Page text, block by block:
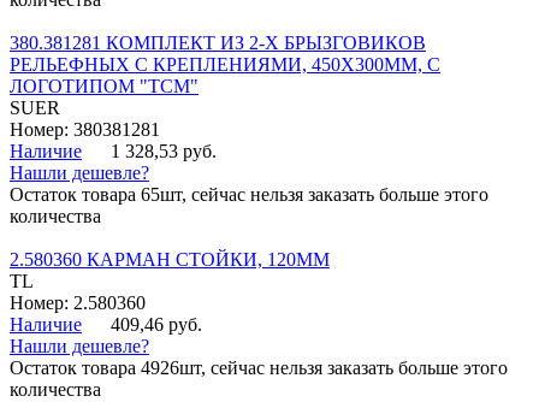
380.381281 КОМПЛЕКТ ИЗ 2-Х БРЫЗГОВИКОВ
РЕЛЬЕФНЫХ С КРЕПЛЕНИЯМИ, 450Х300ММ, С
ЛОГОТИПОМ "ТСМ"
SUER
Номер: 380381281
Наличие
1 328,53 руб.
Нашли дешевле?
Остаток товара 65шт, сейчас нельзя заказать больше этого
количества
2.580360 КАРМАН СТОЙКИ, 120ММ
TL
Номер: 2.580360
Наличие
409,46 руб.
Нашли дешевле?
Остаток товара 4926шт, сейчас нельзя заказать больше этого
количества